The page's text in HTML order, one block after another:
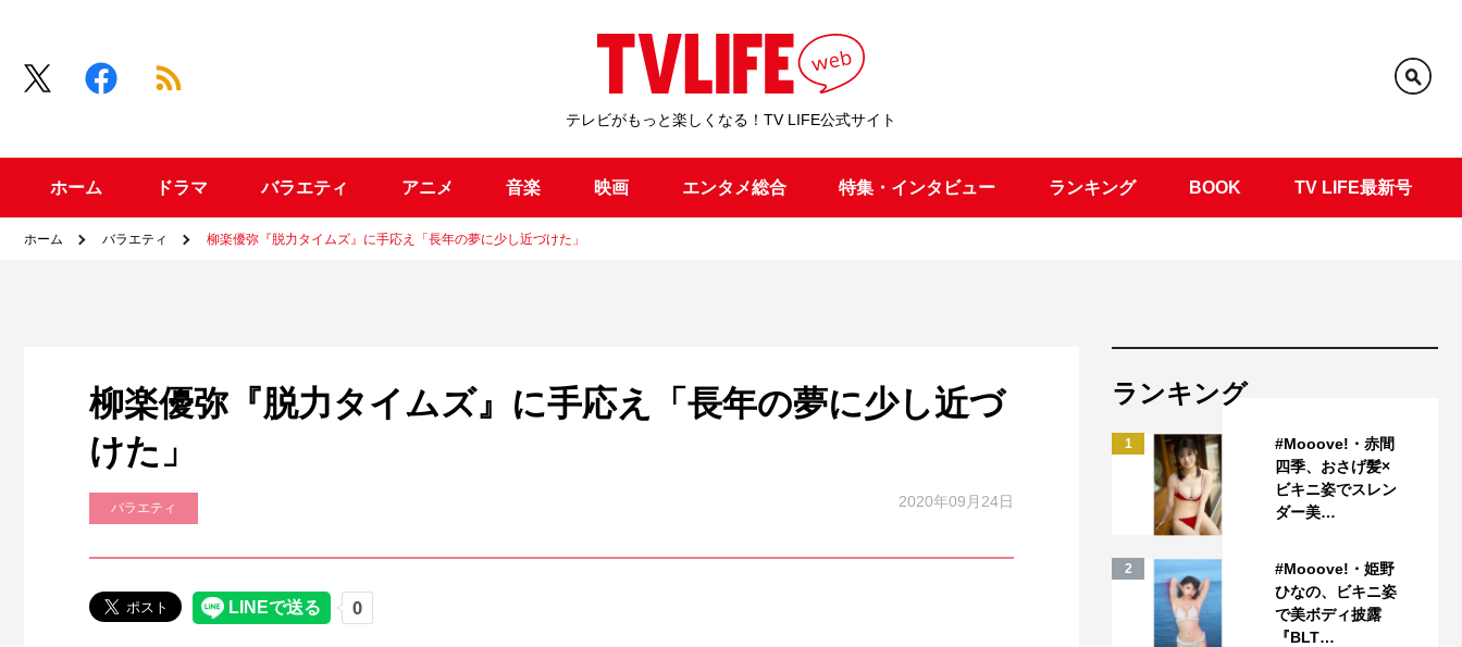
テレビがもっと楽しくなる！TV LIFE公式サイト
ホーム ドラマ バラエティ アニメ 音楽 映画 エンタメ総合 特集・インタビュー ランキング BOOK TV LIFE最新号
ホーム バラエティ 柳楽優弥『脱力タイムズ』に手応え「長年の夢に少し近づけた」
柳楽優弥『脱力タイムズ』に手応え「長年の夢に少し近づ
けた」
バラエティ 2020年09月24日
ランキング
1
#Mooove!・赤間
四季、おさげ髪×
ビキニ姿でスレン
ダー美…
2
#Mooove!・姫野
ひなの、ビキニ姿
で美ボディ披露
『BLT…